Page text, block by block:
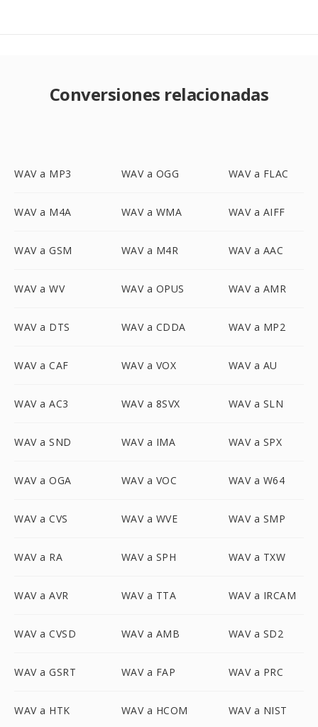
Conversiones relacionadas
WAV a MP3 WAV a OGG WAV a FLAC
WAV a M4A WAV a WMA WAV a AIFF
WAV a GSM WAV a M4R WAV a AAC
WAV a WV WAV a OPUS WAV a AMR
WAV a DTS WAV a CDDA WAV a MP2
WAV a CAF WAV a VOX WAV a AU
WAV a AC3 WAV a 8SVX WAV a SLN
WAV a SND WAV a IMA WAV a SPX
WAV a OGA WAV a VOC WAV a W64
WAV a CVS WAV a WVE WAV a SMP
WAV a RA WAV a SPH WAV a TXW
WAV a AVR WAV a TTA WAV a IRCAM
WAV a CVSD WAV a AMB WAV a SD2
WAV a GSRT WAV a FAP WAV a PRC
WAV a HTK WAV a HCOM WAV a NIST